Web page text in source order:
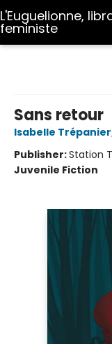
L'Euguelionne,
feministe
Sans retour
Isabelle Trépanier
Publisher:Station T
Juvenile Fiction